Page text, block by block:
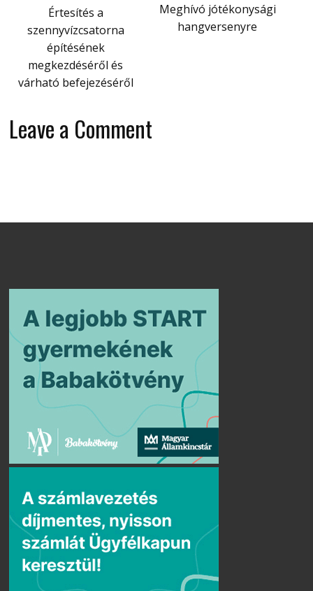
Értesítés a
szennyvízcsatorna
építésének
megkezdéséről és
várható befejezéséről
Meghívó jótékonysági
hangversenyre
Leave a Comment